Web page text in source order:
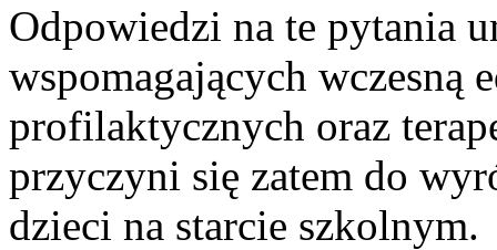
Odpowiedzi na te pytania
wspomagających wczesną
profilaktycznych oraz
przyczyni się zatem do
dzieci na starcie szkolnym.